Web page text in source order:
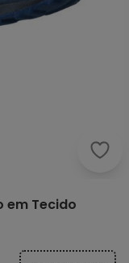
em Tecido